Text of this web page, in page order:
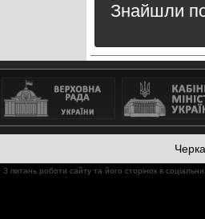
Знайшли
З питань роботи сайту та його сторінок в